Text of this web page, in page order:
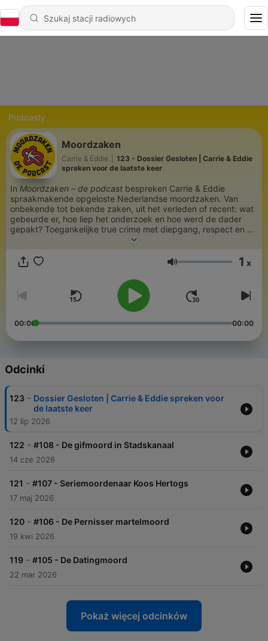
Podcasty
Moordzaken
Carrie & Eddie
123 - Dossier Gesloten | Carrie & Eddie
spreken voor de laatste keer
In Moordzaken – de podcast bespreken Carrie & Eddie
spraakmakende opgeloste Nederlandse moordzaken. Van
onbekende tot bekende zaken, uit het verleden of recent: wat
gebeurde er, hoe liep het onderzoek en hoe werd de dader
gepakt? Toegankelijke true crime met diepgang, respect en af
en toe een vleugje humor. Wie denk jij dat het gedaan heeft?
Głośność 1 x
00:00 00:00
Odcinki
123 - Dossier Gesloten | Carrie & Eddie spreken voor
de laatste keer
12 lip 2026
122 - #108 - De gifmoord in Stadskanaal
14 cze 2026
121 - #107 - Seriemoordenaar Koos Hertogs
17 maj 2026
120 - #106 - De Pernisser martelmoord
19 kwi 2026
119 - #105 - De Datingmoord
22 mar 2026
Pokaż więcej odcinków